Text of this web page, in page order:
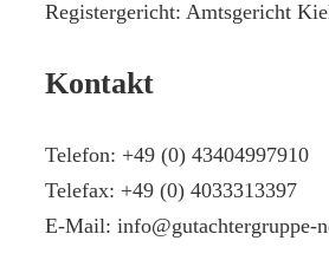
Registergericht: Amtsgericht
Kontakt
Telefon: +49 (0) 43404997910
Telefax: +49 (0) 4033313397
E-Mail: info@gutachtergruppe-